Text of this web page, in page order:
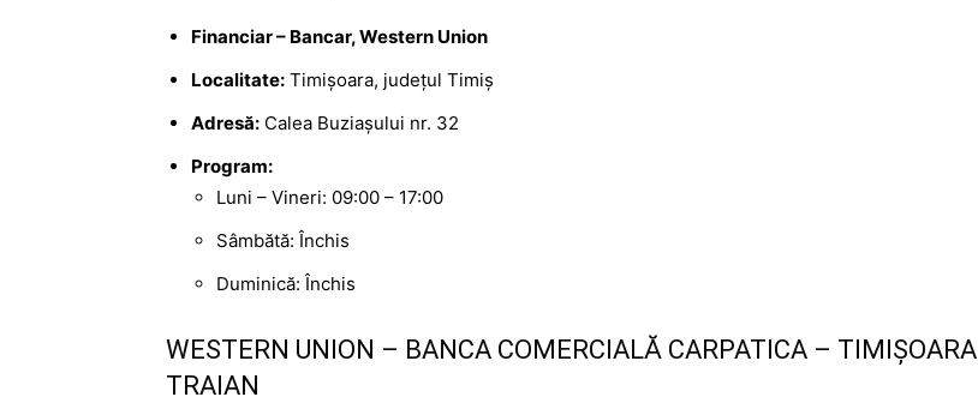
Financiar – Bancar, Western Union
Localitate: Timișoara, județul Timiș
Adresă: Calea Buziașului nr. 32
Program:
Luni – Vineri: 09:00 – 17:00
Sâmbătă: Închis
Duminică: Închis
WESTERN UNION – BANCA COMERCIALĂ CARPATICA – TIMIȘOARA
TRAIAN